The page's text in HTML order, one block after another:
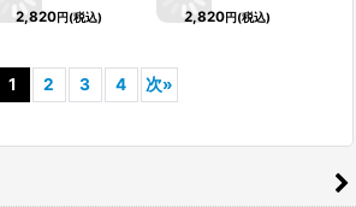
2,820円(税込)
2,820円(税込)
1 2 3 4 次»